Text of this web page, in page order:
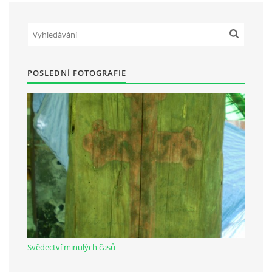
257 24 Chocerady
IČ: 498 28 614
Kontaktní osoba:
Mgr. Miroslava Cinkeisová
723 967 851
Mirkaci@email.cz
© 2026 eStránky.cz RSS
POSLEDNÍ FOTOGRAFIE
Svědectví minulých časů